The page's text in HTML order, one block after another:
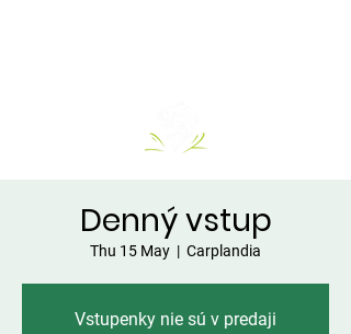
Denný vstup
Thu 15 May
  |
Carplandia
Vstupenky nie sú v predaji